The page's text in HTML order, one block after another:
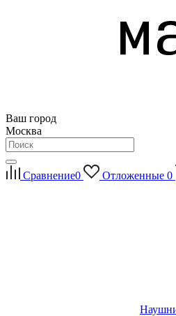
Ваш город
Москва
Сравнение0 Отложенные 0